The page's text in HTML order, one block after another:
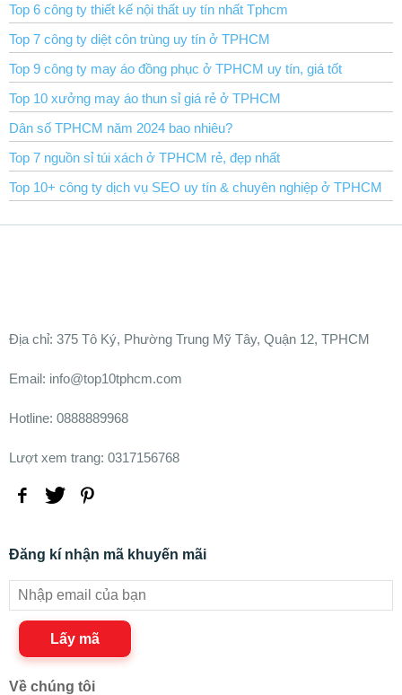
Top 6 công ty thiết kế nội thất uy tín nhất Tphcm
Top 7 công ty diệt côn trùng uy tín ở TPHCM
Top 9 công ty may áo đồng phục ở TPHCM uy tín, giá tốt
Top 10 xưởng may áo thun sỉ giá rẻ ở TPHCM
Dân số TPHCM năm 2024 bao nhiêu?
Top 7 nguồn sỉ túi xách ở TPHCM rẻ, đẹp nhất
Top 10+ công ty dịch vụ SEO uy tín & chuyên nghiệp ở TPHCM
Ðịa chỉ: 375 Tô Ký, Phường Trung Mỹ Tây, Quận 12, TPHCM
Email: info@top10tphcm.com
Hotline: 0888889968
Lượt xem trang: 0317156768
Đăng kí nhận mã khuyến mãi
Lấy mã
Về chúng tôi